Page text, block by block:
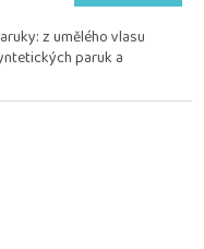
z umělého vlasu
paruk a